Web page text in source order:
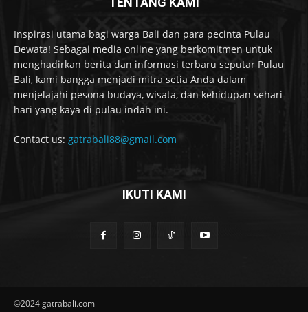
Inspirasi utama bagi warga Bali dan para pecinta Pulau
Dewata! Sebagai media online yang berkomitmen untuk
menghadirkan berita dan informasi terbaru seputar Pulau
Bali, kami bangga menjadi mitra setia Anda dalam
menjelajahi pesona budaya, wisata, dan kehidupan sehari-
hari yang kaya di pulau indah ini.
Contact us: gatrabali88@gmail.com
IKUTI KAMI
©2024 gatrabali.com